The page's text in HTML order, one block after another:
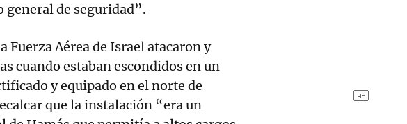
general de seguridad”.
Fuerza Aérea de Israel atacaron y
cuando estaban escondidos en un
y equipado en el norte de
que la instalación “era un